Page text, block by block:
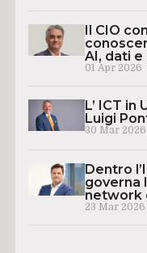
Il CIO
AI, dati
01 Apr 2026
L’ ICT in
Luigi
30 Mar 2026
Dentro
governa
network
23 Mar 2026